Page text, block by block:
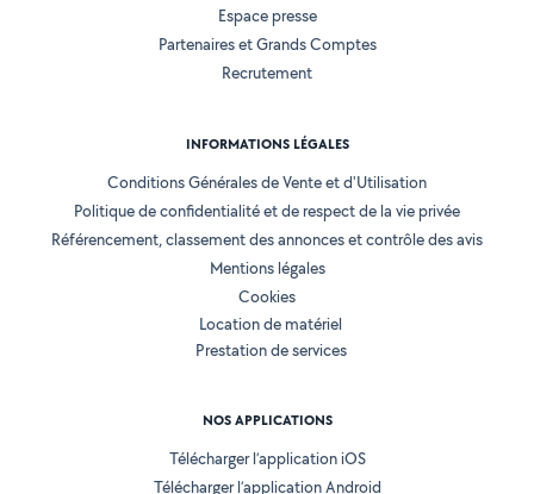
Espace presse
Partenaires et Grands Comptes
Recrutement
INFORMATIONS LÉGALES
Conditions Générales de Vente et d'Utilisation
Politique de confidentialité et de respect de la vie privée
Référencement, classement des annonces et contrôle des avis
Mentions légales
Cookies
Location de matériel
Prestation de services
NOS APPLICATIONS
Télécharger l’application iOS
Télécharger l’application Android